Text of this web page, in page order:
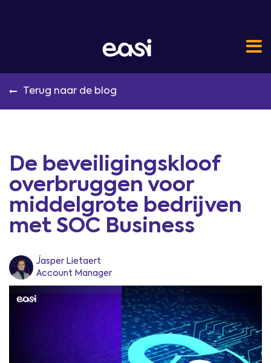
Terug naar de blog
De beveiligingskloof
overbruggen voor
middelgrote bedrijven
met SOC Business
Jasper Lietaert
Account Manager